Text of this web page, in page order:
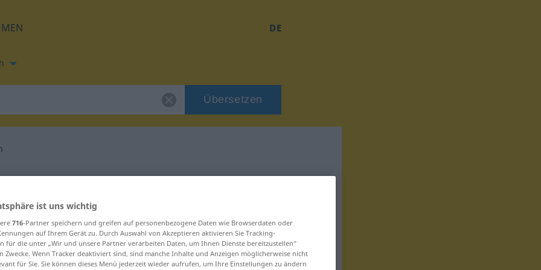
DE
Übersetzen
für "totlachen"
ist uns wichtig
716-Partner speichern und greifen auf personenbezogene Daten wie Browserdaten oder
auf Ihrem Gerät zu. Durch Auswahl von Akzeptieren aktivieren Sie Tracking-
für die unter „Wir und unsere Partner verarbeiten Daten, um Ihnen Dienste bereitzustellen“
Zwecke. Wenn Tracker deaktiviert sind, sind manche Inhalte und Anzeigen möglicherweise nicht
für Sie. Sie können dieses Menü jederzeit wieder aufrufen, um Ihre Einstellungen zu ändern